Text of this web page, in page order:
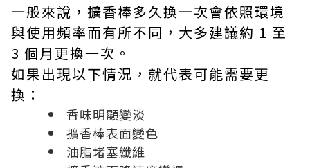
一般來說，擴香棒多久換一次會依照環境
與使用頻率而有所不同，大多建議約 1 至
3 個月更換一次。
如果出現以下情況，就代表可能需要更
換：
香味明顯變淡
擴香棒表面變色
油脂堵塞纖維